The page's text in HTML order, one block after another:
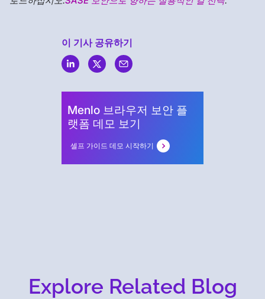
이 기사 공유하기
Menlo 브라우저 보안 플
랫폼 데모 보기
셀프 가이드 데모 시작하기
Explore Related Blog